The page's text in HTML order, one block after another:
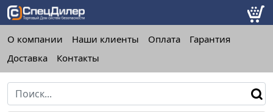
О компании Наши клиенты Оплата
Гарантия
Доставка
Контакты